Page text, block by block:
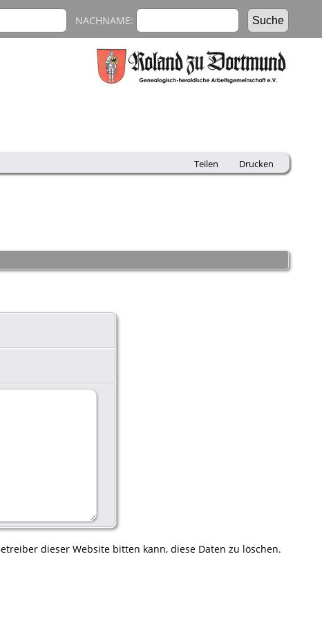
NACHNAME:
Teilen Drucken
dieser Website bitten kann, diese Daten zu löschen.